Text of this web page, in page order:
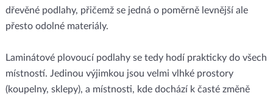
dřevěné podlahy, přičemž se jedná o poměrně levnější ale
přesto odolné materiály.
Laminátové plovoucí podlahy se tedy hodí prakticky do všech
místností. Jedinou výjimkou jsou velmi vlhké prostory
(koupelny, sklepy), a místnosti, kde dochází k časté změně